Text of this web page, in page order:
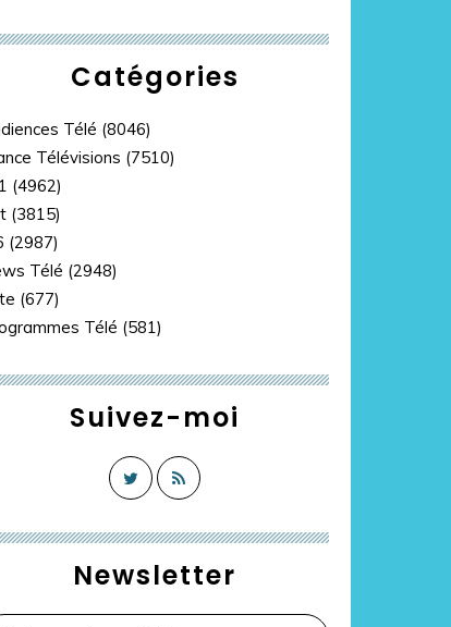
Newsletter
Catégories
Télé (8046)
Télévisions (7510)
(4962)
(3815)
(2987)
Télé (2948)
(677)
Télé (581)
Suivez-moi